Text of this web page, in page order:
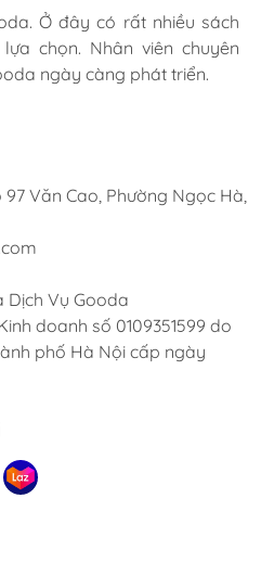
Ở đây có rất nhiều sách
chọn. Nhân viên chuyên
ngày càng phát triển.
Ở đây có rất nhiều sách
chọn. Nhân viên chuyên
ngày càng phát triển.
Ở đây có rất nhiều sách
chọn. Nhân viên chuyên
ngày càng phát triển.
97 Văn Cao, Phường Ngọc Hà,
Dịch Vụ Gooda
doanh số 0109351599 do
phố Hà Nội cấp ngày